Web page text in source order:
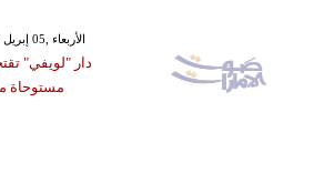
GMT 13:45 2017 الأربعاء ,05 إبريل / نيسان
دار "لويفي"
مستوحاة